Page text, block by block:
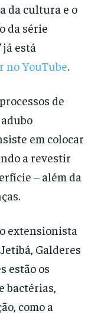
da cultura e o
da série
está
no YouTube.
de
em colocar
a revestir
– além da
extensionista
Galderes
estão os
bactérias,
como a